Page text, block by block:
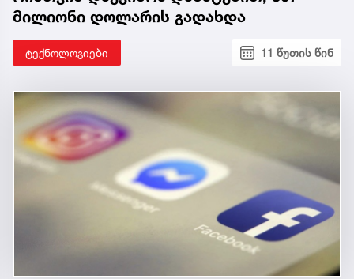
მილიონი დოლარის გადახდა
ტექნოლოგიები 11 წუთის წინ